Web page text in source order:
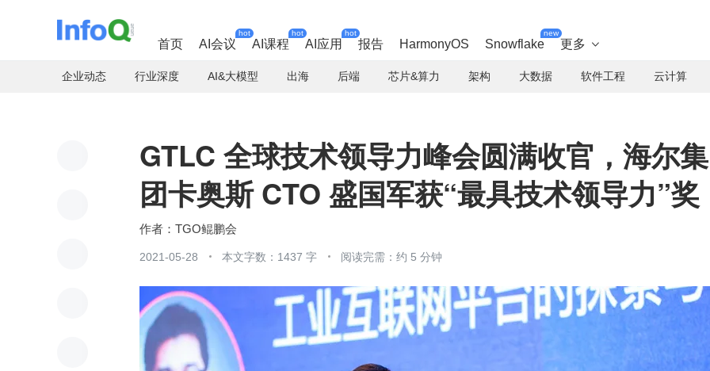
首页 AI会议
hot
AI课程
hot
AI应用
hot
报告 HarmonyOS Snowflake
new
更多 
企业动态 行业深度 AI&大模型 出海 后端 芯片&算力 架构 大数据 软件工程 云计算
GTLC 全球技术领导力峰会圆满收官，海尔集
团卡奥斯 CTO 盛国军获“最具技术领导力”奖
TGO鲲鹏会
2021-05-28 本文字数：1437 字 阅读完需：约 5 分钟